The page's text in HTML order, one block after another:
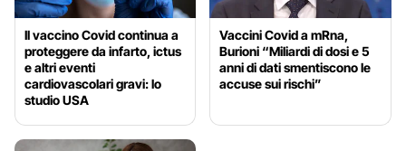
Il vaccino Covid continua a
proteggere da infarto, ictus
e altri eventi
cardiovascolari gravi: lo
studio USA
Vaccini Covid a mRna,
Burioni “Miliardi di dosi e 5
anni di dati smentiscono le
accuse sui rischi”